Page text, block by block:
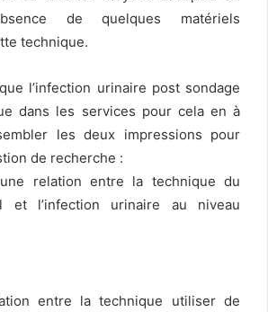
de quelques matériels
technique.
l’infection urinaire post sondage
dans les services pour cela en à
les deux impressions pour
de recherche :
relation entre la technique du
et l’infection urinaire au niveau
entre la technique utiliser de